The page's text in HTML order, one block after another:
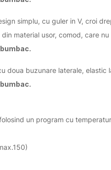
simplu, cu guler in V, croi
material usor, comod, care
doua buzunare laterale, elastic
un program cu